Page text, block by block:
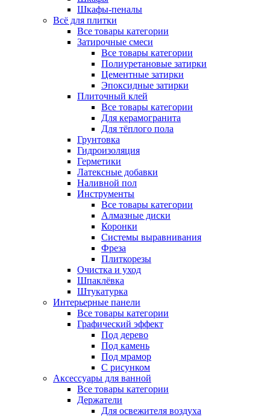
Шкафы-пеналы
Всё для плитки
Все товары категории
Затирочные смеси
Все товары категории
Полиуретановые затирки
Цементные затирки
Эпоксидные затирки
Плиточный клей
Все товары категории
Для керамогранита
Для тёплого пола
Грунтовка
Гидроизоляция
Герметики
Латексные добавки
Наливной пол
Инструменты
Все товары категории
Алмазные диски
Коронки
Системы выравнивания
Фреза
Плиткорезы
Очистка и уход
Шпаклёвка
Штукатурка
Интерьерные панели
Все товары категории
Графический эффект
Под дерево
Под камень
Под мрамор
С рисунком
Аксессуары для ванной
Все товары категории
Держатели
Для освежителя воздуха